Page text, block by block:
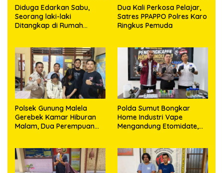
Diduga Edarkan Sabu,
Seorang laki-laki
Ditangkap di Rumah
Puluhan Plastik Klip
Dua Kali Perkosa Pelajar,
Satres PPAPPO Polres Karo
Ringkus Pemuda
Polsek Gunung Malela
Gerebek Kamar Hiburan
Malam, Dua Perempuan
Polda Sumut Bongkar
Home Industri Vape
Mengandung Etomidate,